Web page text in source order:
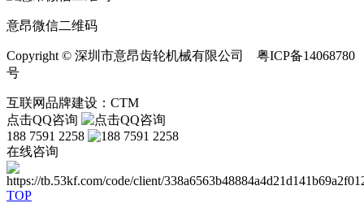
意昂微信二维码
Copyright © 深圳市意昂齿轮机械有限公司 粤ICP备14068780
号
互联网品牌建设：CTM
点击QQ咨询
188 7591 2258
在线咨询
TOP